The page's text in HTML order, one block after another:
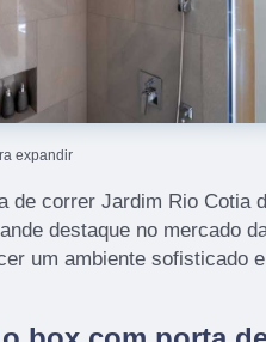
expandir
de correr Jardim Rio Cotia
destaque no mercado
um ambiente sofisticado